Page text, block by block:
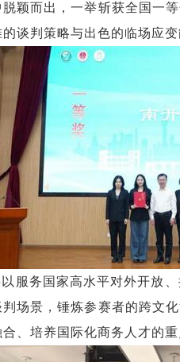
颖而出，一举斩获全国一
谈判策略与出色的临场应
服务国家高水平对外开放
场景，锤炼参赛者的跨文
、培养国际化商务人才的重